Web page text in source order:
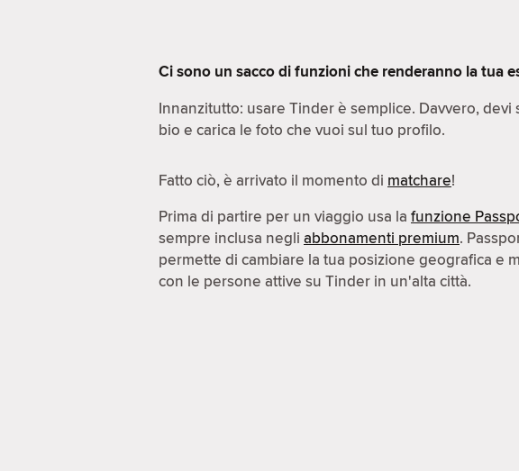
Ci sono un sacco di funzioni che renderanno la tua
Innanzitutto: usare Tinder è semplice. Davvero, devi
bio e carica le foto che vuoi sul tuo profilo.
Fatto ciò, è arrivato il momento di matchare!
Prima di partire per un viaggio usa la funzione
sempre inclusa negli abbonamenti premium.
permette di cambiare la tua posizione geografica e
con le persone attive su Tinder in un'alta città.